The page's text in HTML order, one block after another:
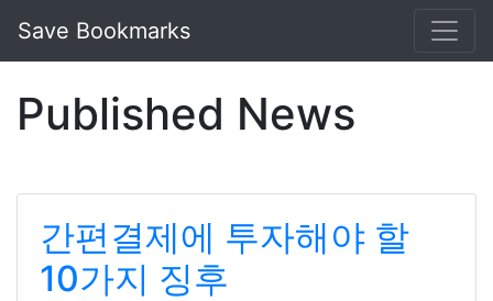
Save Bookmarks
Published News
간편결제에 투자해야 할
10가지 징후